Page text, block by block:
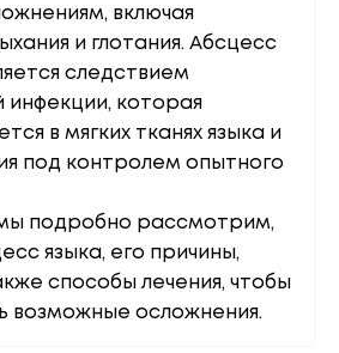
включая
и глотания. Абсцесс
следствием
инфекции, которая
в мягких тканях языка и
под контролем опытного
подробно рассмотрим,
языка, его причины,
способы лечения, чтобы
возможные осложнения.